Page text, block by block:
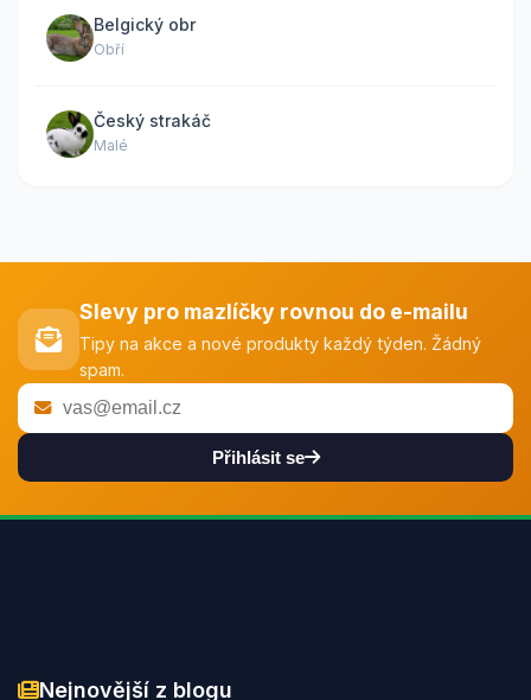
Belgický obr
Obří
Český strakáč
Malé
Slevy pro mazlíčky rovnou do e-mailu
Tipy na akce a nové produkty každý týden. Žádný
spam.
Přihlásit se
Nejnovější z blogu